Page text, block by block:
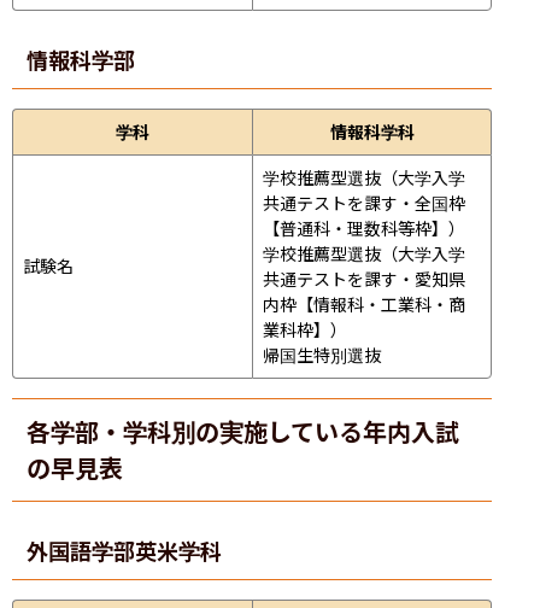
情報科学部
学科 情報科学科
試験名
学校推薦型選抜（大学入学
共通テストを課す・全国枠
【普通科・理数科等枠】）
学校推薦型選抜（大学入学
共通テストを課す・愛知県
内枠【情報科・工業科・商
業科枠】）
帰国生特別選抜
各学部・学科別の実施している年内入試
の早見表
外国語学部英米学科